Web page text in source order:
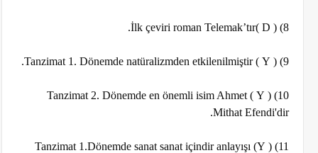
8) ( D )İlk çeviri roman Telemak’tır.
9) ( Y ) Tanzimat 1. Dönemde natüralizmden etkilenilmiştir.
10) ( Y ) Tanzimat 2. Dönemde en önemli isim Ahmet
Mithat Efendi'dir.
11) ( Y) Tanzimat 1.Dönemde sanat sanat içindir anlayışı